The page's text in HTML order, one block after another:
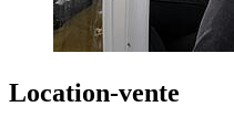
Location-vente